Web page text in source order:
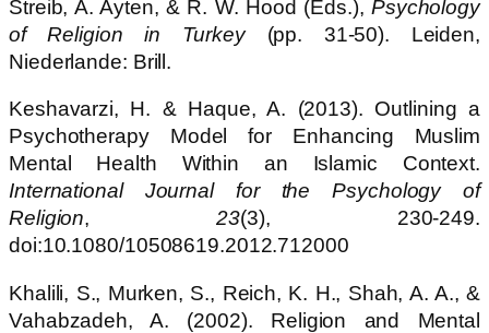
Streib, A. Ayten, & R. W. Hood (Eds.), Psychology
of Religion in Turkey(pp. 31-50). Leiden,
Niederlande: Brill.
Keshavarzi, H. & Haque, A. (2013). Outlining a
Psychotherapy Model for Enhancing Muslim
Mental Health Within an Islamic Context.
International Journal for the Psychology of
Religion,23(3), 230-249.
doi:10.1080/10508619.2012.712000
Khalili, S., Murken, S., Reich, K. H., Shah, A. A., &
Vahabzadeh, A. (2002). Religion and Mental